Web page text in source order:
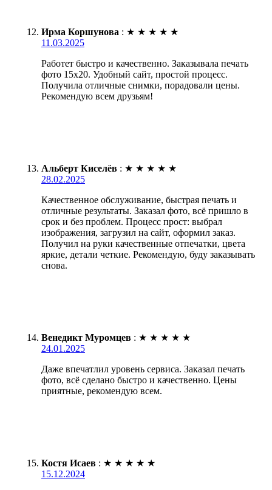
Ирма Коршунова : ★ ★ ★ ★ ★
11.03.2025
Работет быстро и качественно. Заказывала печать
фото 15х20. Удобный сайт, простой процесс.
Получила отличные снимки, порадовали цены.
Рекомендую всем друзьям!
Альберт Киселёв : ★ ★ ★ ★ ★
28.02.2025
Качественное обслуживание, быстрая печать и
отличные результаты. Заказал фото, всё пришло в
срок и без проблем. Процесс прост: выбрал
изображения, загрузил на сайт, оформил заказ.
Получил на руки качественные отпечатки, цвета
яркие, детали четкие. Рекомендую, буду заказывать
снова.
Венедикт Муромцев : ★ ★ ★ ★ ★
24.01.2025
Даже впечатлил уровень сервиса. Заказал печать
фото, всё сделано быстро и качественно. Цены
приятные, рекомендую всем.
Костя Исаев : ★ ★ ★ ★ ★
15.12.2024